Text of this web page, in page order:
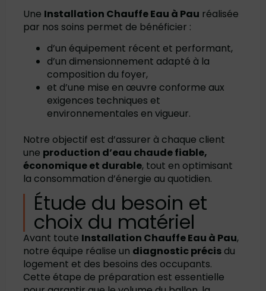
Une Installation Chauffe Eau à Pau réalisée
par nos soins permet de bénéficier :
d’un équipement récent et performant,
d’un dimensionnement adapté à la
composition du foyer,
et d’une mise en œuvre conforme aux
exigences techniques et
environnementales en vigueur.
Notre objectif est d’assurer à chaque client
une production d’eau chaude fiable,
économique et durable, tout en optimisant
la consommation d’énergie au quotidien.
Étude du besoin et
choix du matériel
Avant toute Installation Chauffe Eau à Pau,
notre équipe réalise un diagnostic précisdu
logement et des besoins des occupants.
Cette étape de préparation est essentielle